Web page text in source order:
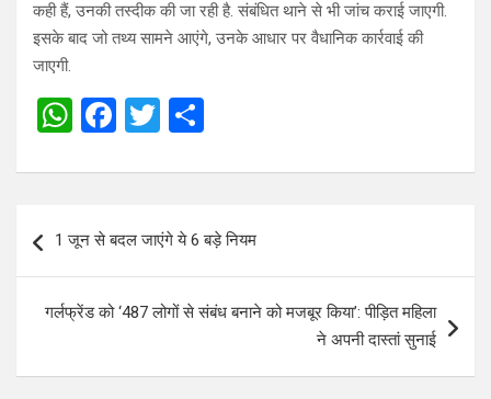
कही हैं, उनकी तस्दीक की जा रही है. संबंधित थाने से भी जांच कराई जाएगी.
इसके बाद जो तथ्य सामने आएंगे, उनके आधार पर वैधानिक कार्रवाई की
जाएगी.
W
at
A
p
p
F
ce
o
o
k
T
tt
er
ar
e
navigation
1 जून से बदल जाएंगे ये 6 बड़े नियम
गर्लफ्रेंड को ‘487 लोगों से संबंध बनाने को मजबूर किया’: पीड़ित महिला
ने अपनी दास्तां सुनाई